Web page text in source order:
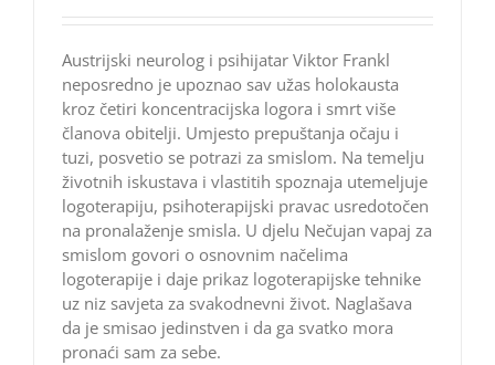
Austrijski neurolog i psihijatar Viktor Frankl
neposredno je upoznao sav užas holokausta
kroz četiri koncentracijska logora i smrt više
članova obitelji. Umjesto prepuštanja očaju i
tuzi, posvetio se potrazi za smislom. Na temelju
životnih iskustava i vlastitih spoznaja utemeljuje
logoterapiju, psihoterapijski pravac usredotočen
na pronalaženje smisla. U djelu Nečujan vapaj za
smislom govori o osnovnim načelima
logoterapije i daje prikaz logoterapijske tehnike
uz niz savjeta za svakodnevni život. Naglašava
da je smisao jedinstven i da ga svatko mora
pronaći sam za sebe.